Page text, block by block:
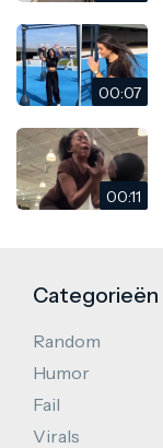
00:07
00:11
Categorieën
Random
Humor
Fail
Virals